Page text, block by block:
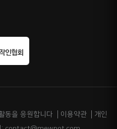
동을 응원합니다 이용약관
개인